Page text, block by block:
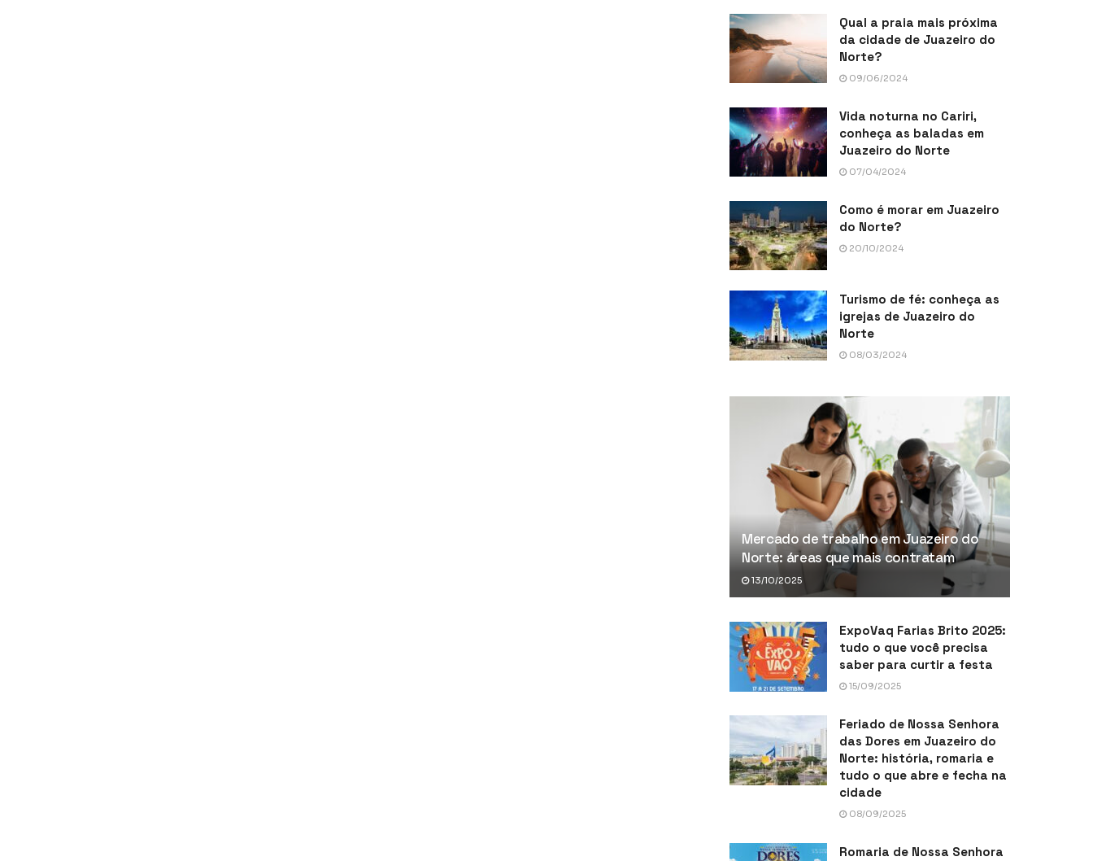
Qual a praia mais próxima
da cidade de Juazeiro do
Norte?
09/06/2024
Vida noturna no Cariri,
conheça as baladas em
Juazeiro do Norte
07/04/2024
Como é morar em Juazeiro
do Norte?
20/10/2024
Turismo de fé: conheça as
igrejas de Juazeiro do
Norte
08/03/2024
Mercado de trabalho em Juazeiro do
Norte: áreas que mais contratam
13/10/2025
ExpoVaq Farias Brito 2025:
tudo o que você precisa
saber para curtir a festa
15/09/2025
Feriado de Nossa Senhora
das Dores em Juazeiro do
Norte: história, romaria e
tudo o que abre e fecha na
cidade
08/09/2025
Romaria de Nossa Senhora